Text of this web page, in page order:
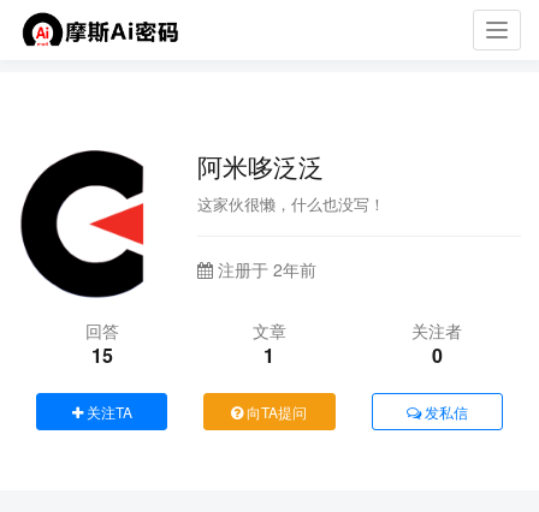
阿米哆泛泛
这家伙很懒，什么也没写！
注册于 2年前
回答
15
文章
1
关注者
0
关注TA 向TA提问 发私信